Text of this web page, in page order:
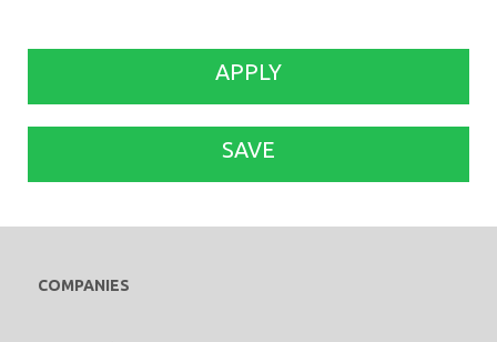
APPLY
SAVE
COMPANIES